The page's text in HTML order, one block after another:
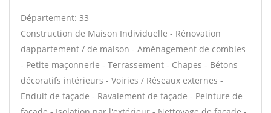
Département: 33
Construction de Maison Individuelle - Rénovation
dappartement / de maison - Aménagement de combles
- Petite maçonnerie - Terrassement - Chapes - Bétons
décoratifs intérieurs - Voiries / Réseaux externes -
Enduit de façade - Ravalement de façade - Peinture de